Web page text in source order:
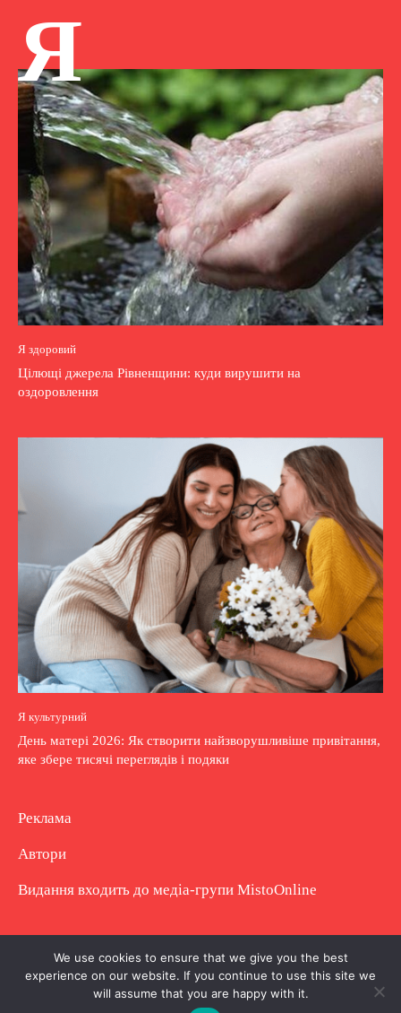
Я
Я здоровий
Цілющі джерела Рівненщини: куди вирушити на
оздоровлення
Я культурний
День матері 2026: Як створити найзворушливіше привітання,
яке збере тисячі переглядів і подяки
Реклама
Автори
Видання входить до медіа-групи MistoOnline
Copyright © Повне використання матеріалу
заборонено. Частково можна з гіперпосиланням.
We use cookies to ensure that we give you the best
experience on our website. If you continue to use this site we
will assume that you are happy with it.